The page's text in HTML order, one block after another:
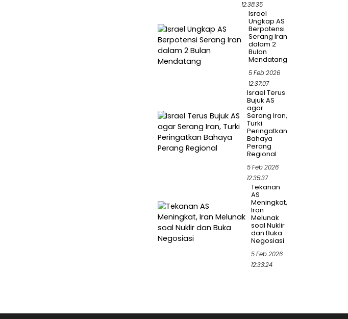
12:38:35
Israel
Ungkap AS
Berpotensi
Serang Iran
dalam 2
Bulan
Mendatang
5 Feb 2026
12:37:07
Israel Terus
Bujuk AS
agar
Serang Iran,
Turki
Peringatkan
Bahaya
Perang
Regional
5 Feb 2026
12:35:37
Tekanan
AS
Meningkat,
Iran
Melunak
soal Nuklir
dan Buka
Negosiasi
5 Feb 2026
12:33:24